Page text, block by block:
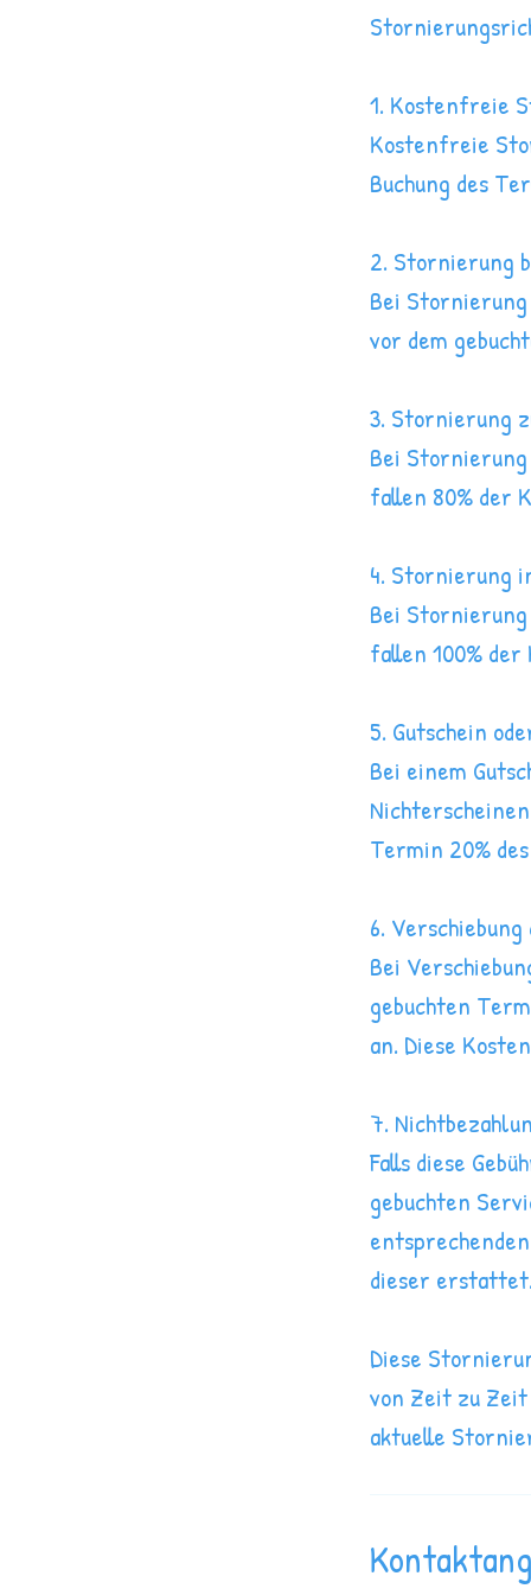
1. Kostenfreie
Kostenfreie
Buchung des
2. Stornierung
Bei Stornierung
vor dem
3. Stornierung
Bei
fallen 80% der
4. Stornierung
Bei
fallen 100%
5. Gutschein
Bei einem
Termin 20%
6.
Bei
gebuchten
an. Diese
7.
Falls diese
gebuchten
dieser erstattet.
Diese
von Zeit zu
aktuelle